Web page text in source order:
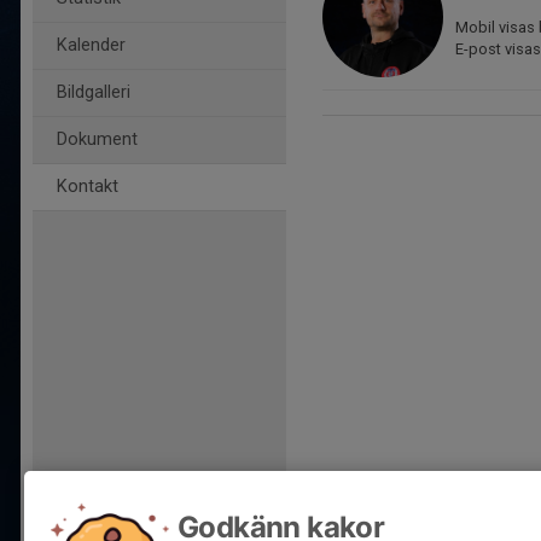
Kalender
Bildgalleri
Dokument
Kontakt
Mobil visas
E-post
Godkänn kakor